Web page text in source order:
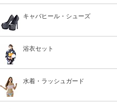
キャバヒール・シューズ
浴衣セット
水着・ラッシュガード